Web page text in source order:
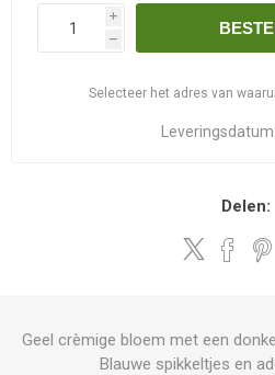
i
h
Selecteer het adres van
Leveringsdatum:
Delen:
Geel crèmige bloem met een
Blauwe spikkeltjes en